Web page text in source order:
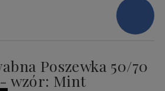
Poszewka 50/70
wzór: Mint